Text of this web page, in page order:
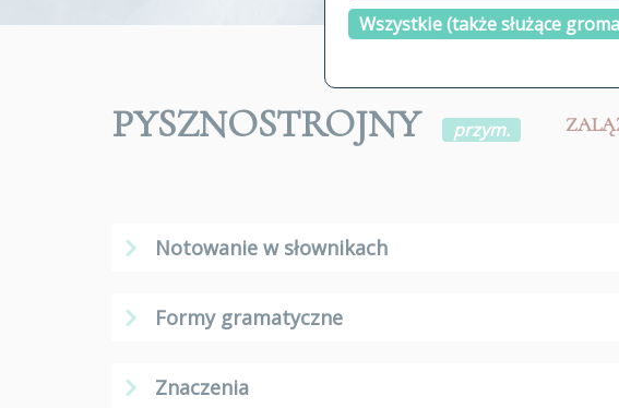
Wszystkie (także służące
PYSZNOSTROJNY przym.
Notowanie w słownikach
Formy gramatyczne
Znaczenia